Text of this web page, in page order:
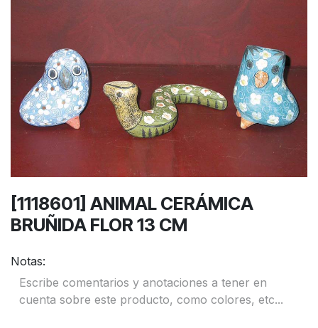
[1118601] ANIMAL CERÁMICA
BRUÑIDA FLOR 13 CM
Notas: